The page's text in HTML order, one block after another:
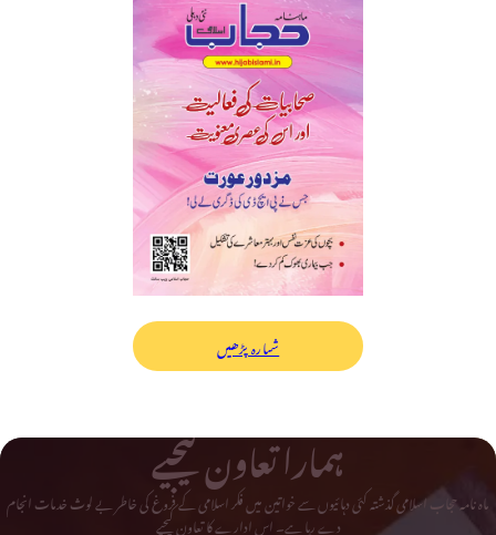
شمارہ پڑھیں
ہمارا تعاون کیجیے
ماہ نامہ حجاب اسلامی گذشتہ کئی دہائیوں سے خواتین میں فکر اسلامی کے فروغ کی خاطر بے لوث خدمات انجام
دے رہا ہے۔ اس ادارے کا تعاون کیجیے